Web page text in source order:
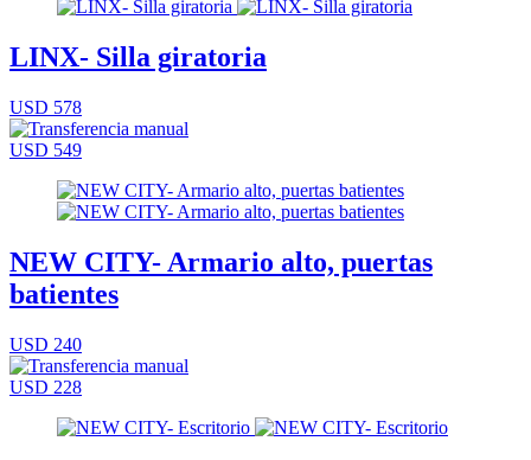
LINX- Silla giratoria
USD 578
USD 549
NEW CITY- Armario alto, puertas
batientes
USD 240
USD 228